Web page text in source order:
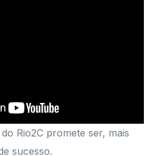
Rio2C promete ser, mais
sucesso.